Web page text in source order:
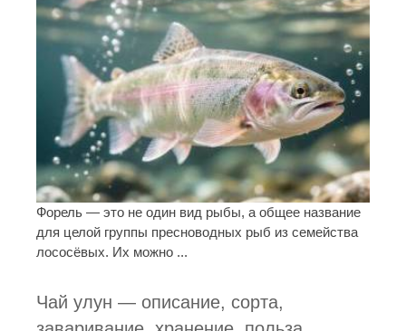
Форель — это не один вид рыбы, а общее название
для целой группы пресноводных рыб из семейства
лососёвых. Их можно ...
Чай улун — описание, сорта,